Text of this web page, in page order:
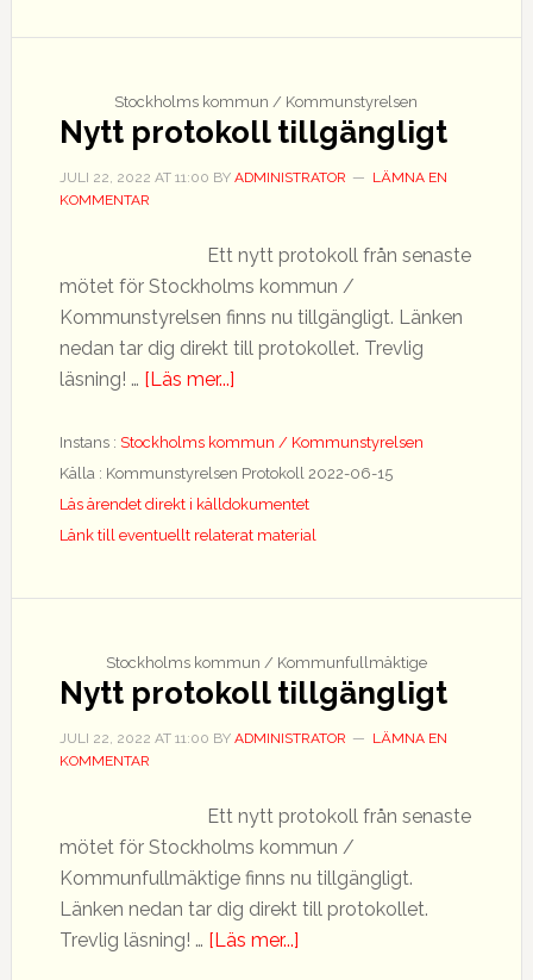
Stockholms kommun / Kommunstyrelsen
Nytt protokoll tillgängligt
JULI 22, 2022 AT 11:00 BY ADMINISTRATOR
LÄMNA EN
KOMMENTAR
Ett nytt protokoll från senaste
mötet för Stockholms kommun /
Kommunstyrelsen finns nu tillgängligt. Länken
nedan tar dig direkt till protokollet. Trevlig
läsning! … [Läs mer...]om
protokoll
tillgängligt
Instans : Stockholms kommun / Kommunstyrelsen
Källa : Kommunstyrelsen Protokoll 2022-06-15
Läs ärendet direkt i källdokumentet
Länk till eventuellt relaterat material
Stockholms kommun / Kommunfullmäktige
Nytt protokoll tillgängligt
JULI 22, 2022 AT 11:00 BY ADMINISTRATOR
LÄMNA EN
KOMMENTAR
Ett nytt protokoll från senaste
mötet för Stockholms kommun /
Kommunfullmäktige finns nu tillgängligt.
Länken nedan tar dig direkt till protokollet.
Trevlig läsning! … [Läs mer...]om